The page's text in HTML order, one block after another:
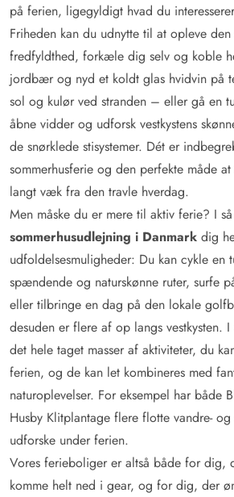
på ferien, ligegyldigt hvad du
Friheden kan du udnytte til at opleve den
fredfyldthed, forkæle dig selv og koble
jordbær og nyd et koldt glas hvidvin på
sol og kulør ved stranden – eller gå en
åbne vidder og udforsk vestkystens
de snørklede stisystemer. Dét er
sommerhusferie og den perfekte måde
langt væk fra den travle hverdag.
Men måske du er mere til aktiv ferie? I
sommerhusudlejning i Danmark dig
udfoldelsesmuligheder: Du kan cykle en
spændende og naturskønne ruter, surfe
eller tilbringe en dag på den lokale
desuden er flere af op langs vestkysten.
det hele taget masser af aktiviteter, du
ferien, og de kan let kombineres med
naturoplevelser. For eksempel har både
Husby Klitplantage flere flotte vandre-
udforske under ferien.
Vores ferieboliger er altså både for dig,
komme helt ned i gear, og for dig, der